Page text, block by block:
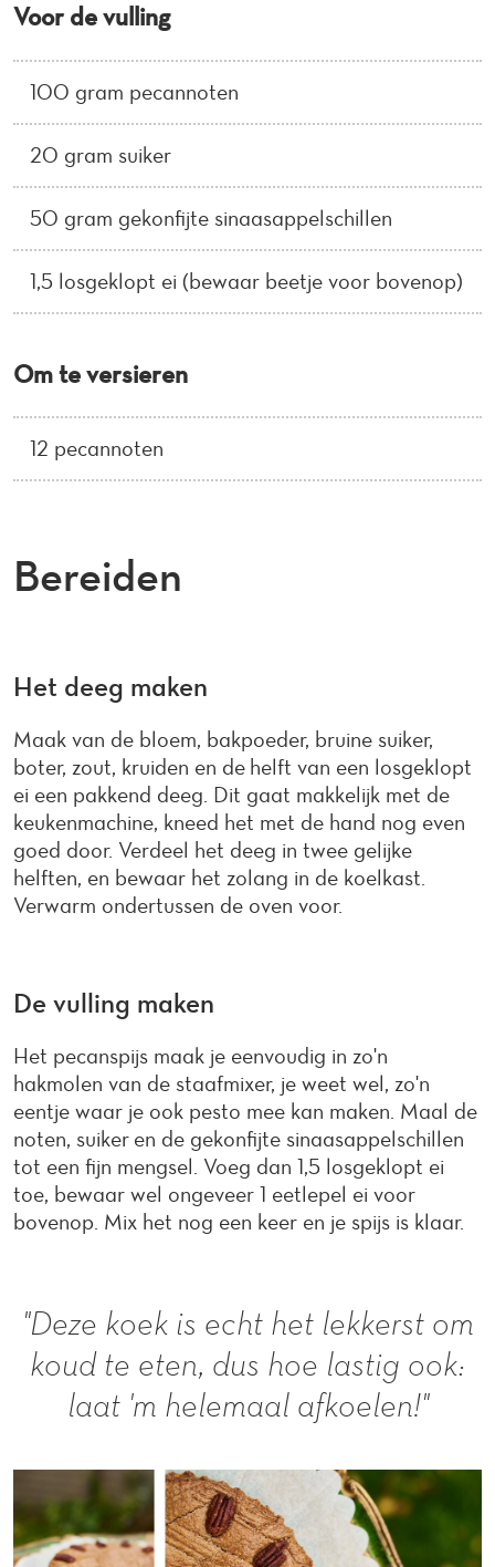
Voor de vulling
100 gram pecannoten
20 gram suiker
50 gram gekonfijte sinaasappelschillen
1,5 losgeklopt ei (bewaar beetje voor bovenop)
Om te versieren
12 pecannoten
Bereiden
Het deeg maken
Maak van de bloem, bakpoeder, bruine suiker,
boter, zout, kruiden en de helft van een losgeklopt
ei een pakkend deeg. Dit gaat makkelijk met de
keukenmachine, kneed het met de hand nog even
goed door. Verdeel het deeg in twee gelijke
helften, en bewaar het zolang in de koelkast.
Verwarm ondertussen de oven voor.
De vulling maken
Het pecanspijs maak je eenvoudig in zo'n
hakmolen van de staafmixer, je weet wel, zo'n
eentje waar je ook pesto mee kan maken. Maal de
noten, suiker en de gekonfijte sinaasappelschillen
tot een fijn mengsel. Voeg dan 1,5 losgeklopt ei
toe, bewaar wel ongeveer 1 eetlepel ei voor
bovenop. Mix het nog een keer en je spijs is klaar.
"Deze koek is echt het lekkerst om
koud te eten, dus hoe lastig ook:
laat 'm helemaal afkoelen!"